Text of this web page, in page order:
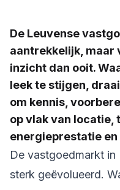
De Leuvense
aantrekkelijk, maar
inzicht dan ooit.
leek te stijgen,
om kennis,
op vlak van locatie,
energieprestatie
De vastgoedmarkt in
sterk geëvolueerd.